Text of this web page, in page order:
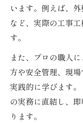
います。例えば、
など、実際の工事
す。
また、プロの職人
方や安全管理、現
実践的に学びます
の実務に直結し、
ります。